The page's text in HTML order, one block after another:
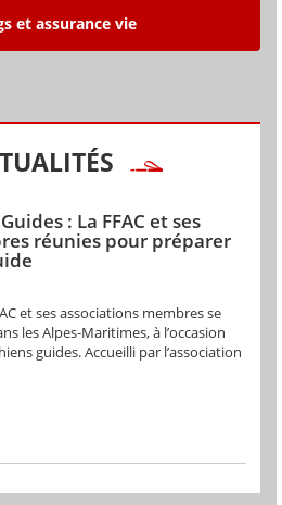
et assurance vie
: La FFAC et ses
réunies pour préparer
et ses associations membres se
les Alpes-Maritimes, à l’occasion
guides. Accueilli par l’association